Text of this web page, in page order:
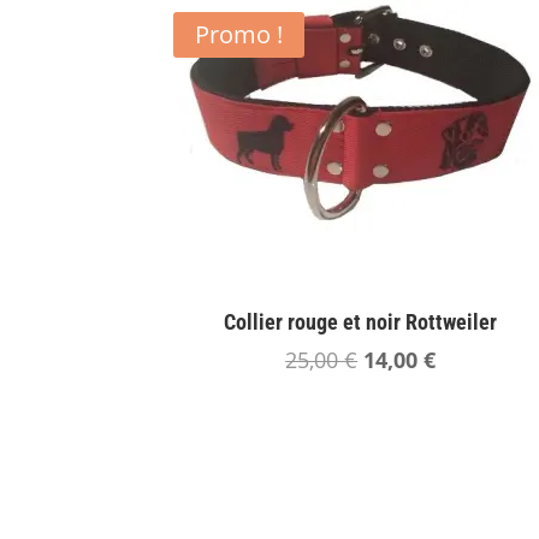
Promo !
Collier rouge et noir Rottweiler
25,00€ Le
14,00€Le